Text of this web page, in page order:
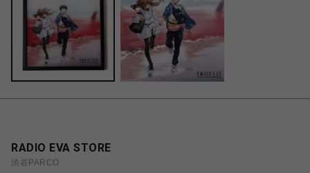
RADIO EVA STORE
渋谷PARCO